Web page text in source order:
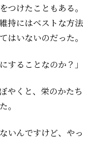
つけたこともある。
持にはベストな方法
はいないのだった。
することなのか？」
やくと、栄のかたち
。
いんですけど、やっ